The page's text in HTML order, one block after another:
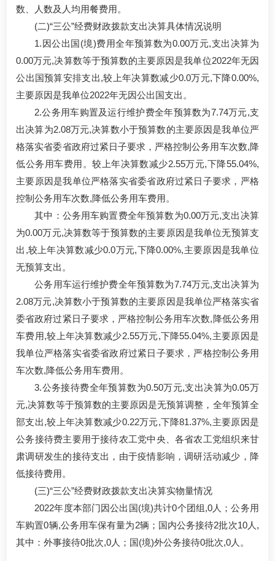
数、人数及人均用餐费用。
(二)“三公”经费财政拨款支出决算具体情况说明
1.因公出国(境)费用全年预算数为0.00万元,支出决算为
0.00万元,决算数等于预算数的主要原因是我单位2022年无因
公出国预算安排支出,较上年决算数减少0.0万元,下降0.00%,
主要原因是我单位2022年无因公出国支出。
2.公务用车购置及运行维护费全年预算数为7.74万元,支
出决算为2.08万元,决算数小于预算数的主要原因是我单位严
格落实省委省政府过紧日子要求，严格控制公务用车次数,降
低公务用车费用。较上年决算数减少2.55万元,下降55.04%,
主要原因是我单位严格落实省委省政府过紧日子要求，严格
控制公务用车次数,降低公务用车费用。
其中：公务用车购置费全年预算数为0.00万元,支出决算
为0.00万元,决算数等于预算数的主要原因是我单位无预算支
出,较上年决算数减少0.0万元,下降0.00%,主要原因是我单位
无预算支出。
公务用车运行维护费全年预算数为7.74万元,支出决算为
2.08万元,决算数小于预算数的主要原因是我单位严格落实省
委省政府过紧日子要求，严格控制公务用车次数,降低公务用
车费用,较上年决算数减少2.55万元,下降55.04%,主要原因是
我单位严格落实省委省政府过紧日子要求，严格控制公务用
车次数,降低公务用车费用。
3.公务接待费全年预算数为0.50万元,支出决算为0.05万
元,决算数等于预算数的主要原因是无预算调整，全年预算全
部支出,较上年决算数减少0.22万元,下降81.37%,主要原因是
公务接待费主要用于接待农工党中央、各省农工党组织来甘
肃调研发生的接待支出，由于疫情影响，调研活动减少，降
低接待费用。
(三)“三公”经费财政拨款支出决算实物量情况
2022年度本部门因公出国(境)共计0个团组,0人；公务用
车购置0辆,公务用车保有量为2辆；国内公务接待2批次10人,
其中：外事接待0批次,0人；国(境)外公务接待0批次,0人。